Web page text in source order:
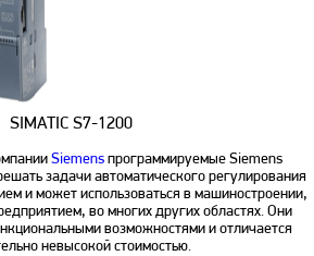
SIMATIC S7-1200
Siemens программируемые Siemens
задачи автоматического регулирования
и может использоваться в машиностроении,
во многих других областях. Они
возможностями и отличается
невысокой стоимостью.